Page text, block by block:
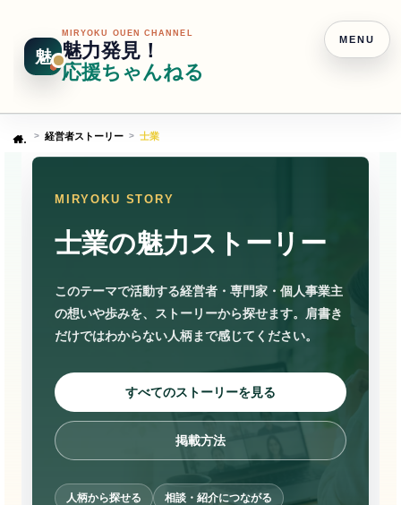
魅
MIRYOKU OUEN CHANNEL
魅力発見！
応援ちゃんねる
Home 経営者ストーリー 士業
MIRYOKU STORY
士業の魅力ストーリー
このテーマで活動する経営者・専門家・個人事業主
の想いや歩みを、ストーリーから探せます。肩書き
だけではわからない人柄まで感じてください。
すべてのストーリーを見る
掲載方法
人柄から探せる 相談・紹介につながる
MENU